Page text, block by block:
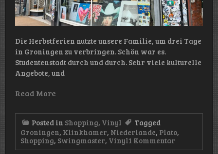
Die Herbstferien nutzte unsere Familie, um drei Tage
in Groningen zu verbringen. Schön war es.
Studentenstadt durch und durch. Sehr viele kulturelle
Angebote, und
Read More
Posted in Shopping, Vinyl
Tagged
Groningen, Klinkhamer, Niederlande, Plato,
Shopping, Swingmaster, Vinyl1 Kommentar
Vinyl-